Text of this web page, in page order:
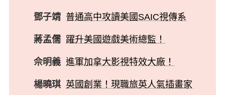
鄧子靖 普通高中攻讀美國SAIC視傳系
蔣孟儒 躍升美國遊戲美術總監！
佘明義 進軍加拿大影視特效大廠！
楊曉琪 英國創業！現職旅英人氣插畫家